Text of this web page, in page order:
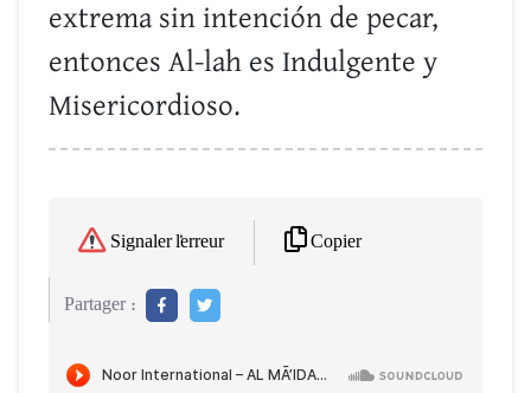
extrema sin intención de pecar,
entonces Al-lah es Indulgente y
Misericordioso.
Signaler l'erreur Copier
Partager :